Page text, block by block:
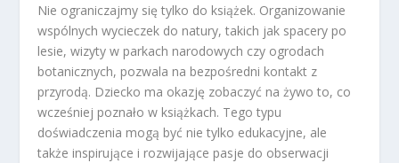
Nie ograniczajmy się tylko do książek. Organizowanie
wspólnych wycieczek do natury, takich jak spacery po
lesie, wizyty w parkach narodowych czy ogrodach
botanicznych, pozwala na bezpośredni kontakt z
przyrodą. Dziecko ma okazję zobaczyć na żywo to, co
wcześniej poznało w książkach. Tego typu
doświadczenia mogą być nie tylko edukacyjne, ale
także inspirujące i rozwijające pasje do obserwacji